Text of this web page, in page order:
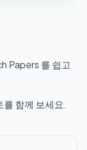
Papers 를 쉽고
를 함께 보세요.